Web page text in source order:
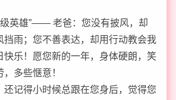
级英雄”—— 老爸：您没有披风，却
挡雨；您不善表达，却用行动教会我
快乐！愿您新的一年，身体硬朗，笑
多些惬意！
还记得小时候总跟在您身后，觉得您